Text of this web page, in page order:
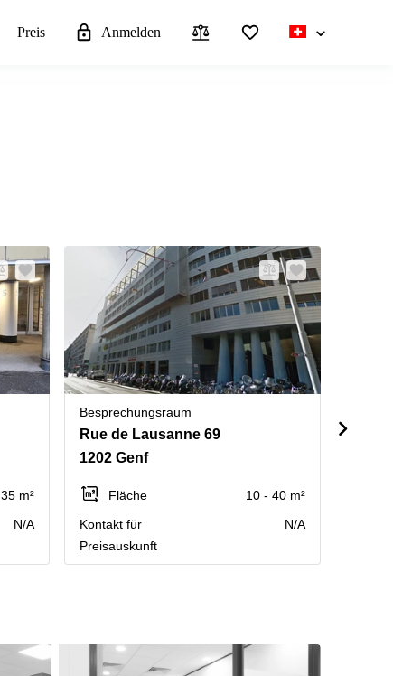
Preis Anmelden
35 m²
N/A
Besprechungsraum
Rue de Lausanne 69
1202 Genf
Fläche
10 - 40 m²
Kontakt für
Preisauskunft
N/A